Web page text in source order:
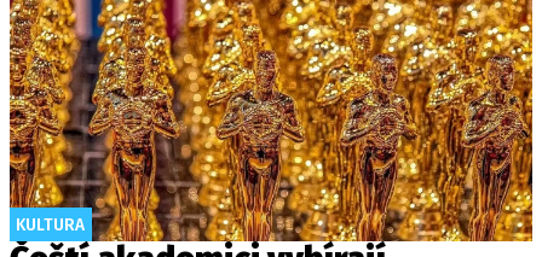
KULTURA